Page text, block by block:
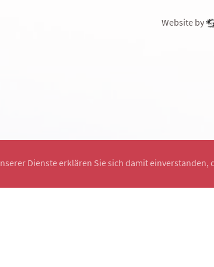
Website by
Dienste erklären Sie sich damit einverstanden,